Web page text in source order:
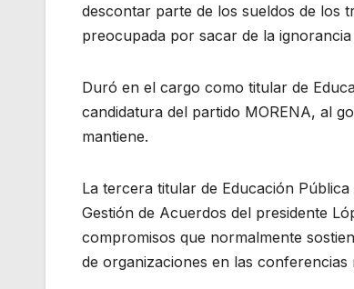
descontar parte de los sueldos de los
preocupada por sacar de la
Duró en el cargo como titular de
candidatura del partido MORENA, al
mantiene.
La tercera titular de Educación
Gestión de Acuerdos del presidente
compromisos que normalmente
de organizaciones en las conferencias